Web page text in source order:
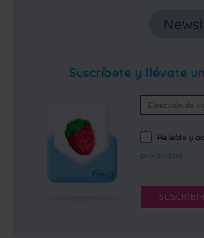
Suscríbete y llévate
He leído y
privacidad